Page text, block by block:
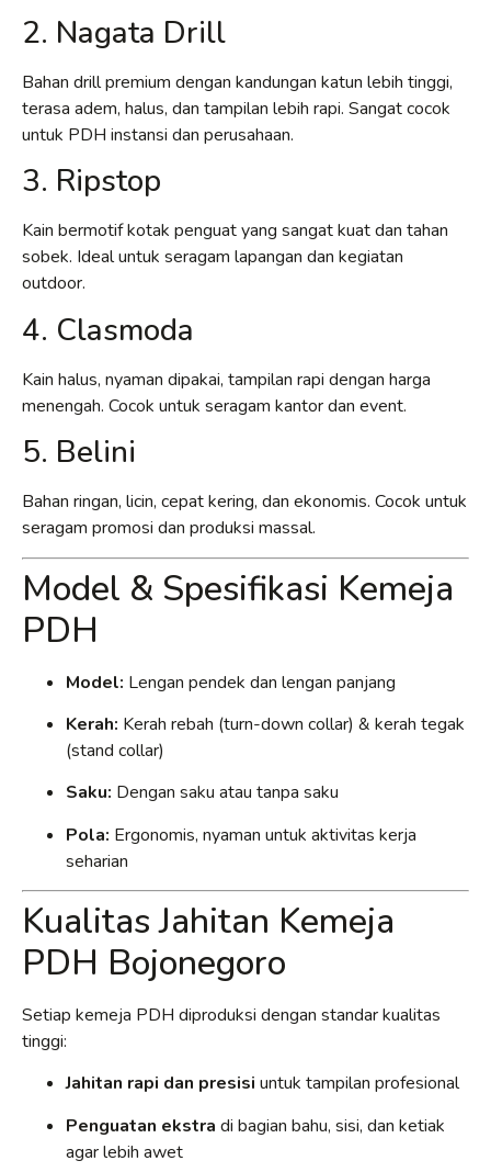
2. Nagata Drill
Bahan drill premium dengan kandungan katun lebih tinggi,
terasa adem, halus, dan tampilan lebih rapi. Sangat cocok
untuk PDH instansi dan perusahaan.
3. Ripstop
Kain bermotif kotak penguat yang sangat kuat dan tahan
sobek. Ideal untuk seragam lapangan dan kegiatan
outdoor.
4. Clasmoda
Kain halus, nyaman dipakai, tampilan rapi dengan harga
menengah. Cocok untuk seragam kantor dan event.
5. Belini
Bahan ringan, licin, cepat kering, dan ekonomis. Cocok untuk
seragam promosi dan produksi massal.
Model & Spesifikasi Kemeja
PDH
Model: Lengan pendek dan lengan panjang
Kerah: Kerah rebah (turn-down collar) & kerah tegak
(stand collar)
Saku: Dengan saku atau tanpa saku
Pola: Ergonomis, nyaman untuk aktivitas kerja
seharian
Kualitas Jahitan Kemeja
PDH Bojonegoro
Setiap kemeja PDH diproduksi dengan standar kualitas
tinggi:
Jahitan rapi dan presisi untuk tampilan profesional
Penguatan ekstra di bagian bahu, sisi, dan ketiak
agar lebih awet